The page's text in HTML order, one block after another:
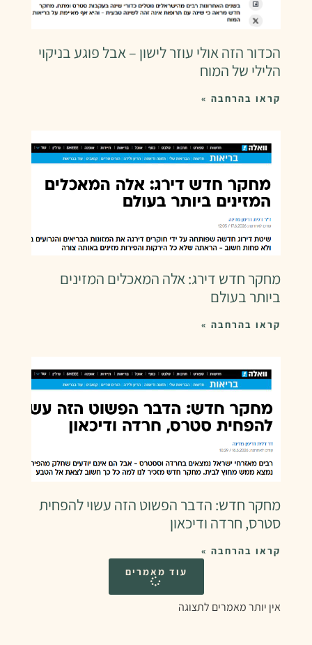
הכדור הזה אולי עוזר לישון – אבל פוגע בניקוי
הלילי של המוח
קראו בהרחבה »
מחקר חדש דירג: אלה המאכלים המזינים
ביותר בעולם
קראו בהרחבה »
מחקר חדש: הדבר הפשוט הזה עשוי להפחית
סטרס, חרדה ודיכאון
קראו בהרחבה »
עוד מאמרים
אין יותר מאמרים לתצוגה